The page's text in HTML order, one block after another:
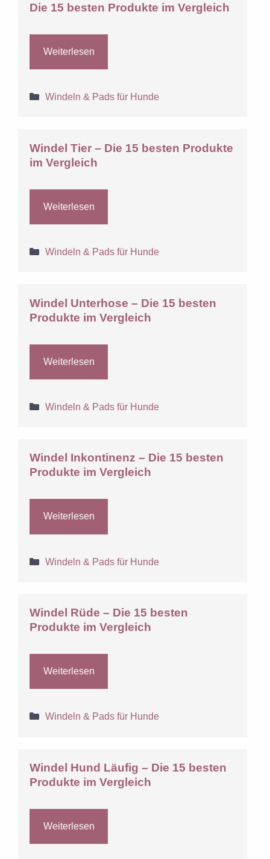
Die 15 besten Produkte im Vergleich
Weiterlesen
Kategorien
Windeln & Pads für Hunde
Windel Tier – Die 15 besten Produkte
im Vergleich
Weiterlesen
Kategorien
Windeln & Pads für Hunde
Windel Unterhose – Die 15 besten
Produkte im Vergleich
Weiterlesen
Kategorien
Windeln & Pads für Hunde
Windel Inkontinenz – Die 15 besten
Produkte im Vergleich
Weiterlesen
Kategorien
Windeln & Pads für Hunde
Windel Rüde – Die 15 besten
Produkte im Vergleich
Weiterlesen
Kategorien
Windeln & Pads für Hunde
Windel Hund Läufig – Die 15 besten
Produkte im Vergleich
Weiterlesen